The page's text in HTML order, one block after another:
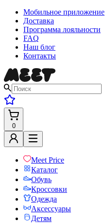
Мобильное приложение
Доставка
Программа лояльности
FAQ
Наш блог
Контакты
0
Meet Price
Каталог
Обувь
Кроссовки
Одежда
Аксессуары
Детям